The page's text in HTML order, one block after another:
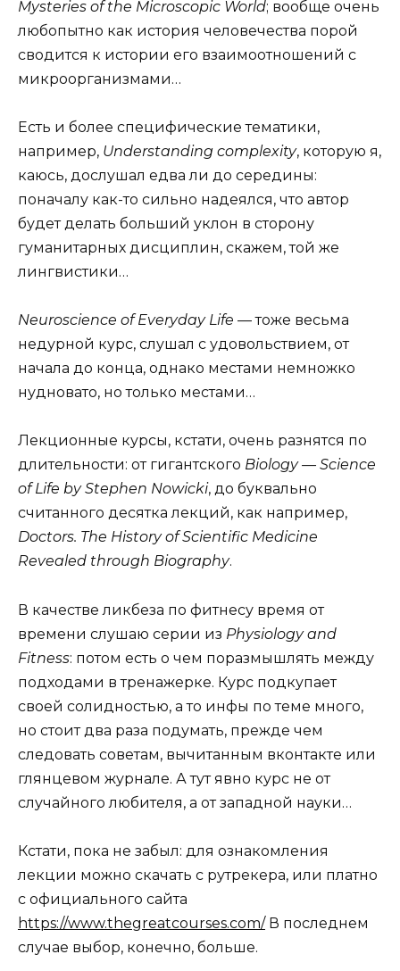
Mysteries of the Microscopic World; вообще очень
любопытно как история человечества порой
сводится к истории его взаимоотношений с
микроорганизмами…
Есть и более специфические тематики,
например, Understanding complexity, которую я,
каюсь, дослушал едва ли до середины:
поначалу как-то сильно надеялся, что автор
будет делать больший уклон в сторону
гуманитарных дисциплин, скажем, той же
лингвистики…
Neuroscience of Everyday Life — тоже весьма
недурной курс, слушал с удовольствием, от
начала до конца, однако местами немножко
нудновато, но только местами…
Лекционные курсы, кстати, очень разнятся по
длительности: от гигантского Biology — Science
of Life by Stephen Nowicki, до буквально
считанного десятка лекций, как например,
Doctors. The History of Scientific Medicine
Revealed through Biography.
В качестве ликбеза по фитнесу время от
времени слушаю серии из Physiology and
Fitness: потом есть о чем поразмышлять между
подходами в тренажерке. Курс подкупает
своей солидностью, а то инфы по теме много,
но стоит два раза подумать, прежде чем
следовать советам, вычитанным вконтакте или
глянцевом журнале. А тут явно курс не от
случайного любителя, а от западной науки…
Кстати, пока не забыл: для ознакомления
лекции можно скачать с рутрекера, или платно
с официального сайта
https://www.thegreatcourses.com/В последнем
случае выбор, конечно, больше.